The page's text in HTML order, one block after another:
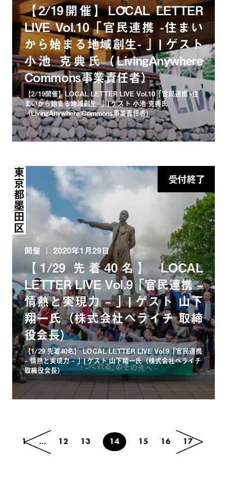
【2/19開催】LOCAL LETTER
LIVE Vol.10「官民連携 -住まい
から始まる地域創生- 」| ゲスト
小池 克典氏（LivingAnywhere
Commons事業責任者）
【2/19開催】LOCAL LETTER LIVE Vol.10「官民連携 -住
まいから始まる地域創生- 」| ゲスト 小池 克典氏
（LivingAnywhere Commons事業責任者）
受付終了
東京都墨田区
開催 2020年1月29日
【1/29 先着40名】 LOCAL
LETTER LIVE Vol.9「官民連携 –
情熱と実現力 – 」| ゲスト 山下
翔一氏（株式会社ペライチ 取締
役会長）
【1/29 先着40名】 LOCAL LETTER LIVE Vol.9「官民連携
– 情熱と実現力 – 」| ゲスト 山下翔一氏（株式会社ペライチ
取締役会長）
1 … 12 13 14 15 16 17